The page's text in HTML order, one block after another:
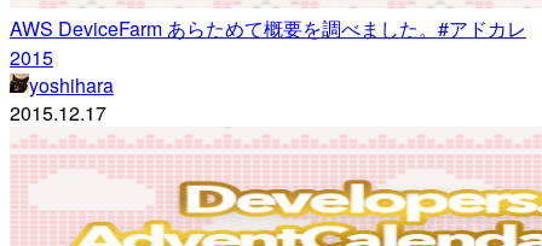
AWS DeviceFarm あらためて概要を調べました。#アドカレ
2015
yoshihara
2015.12.17